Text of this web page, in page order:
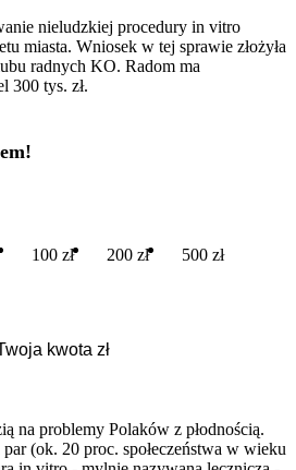
nieludzkiej procedury in vitro
miasta. Wniosek w tej sprawie złożyła
radnych KO. Radom ma
300 tys. zł.
100 zł 200 zł 500 zł
na problemy Polaków z płodnością.
(ok. 20 proc. społeczeństwa w wieku